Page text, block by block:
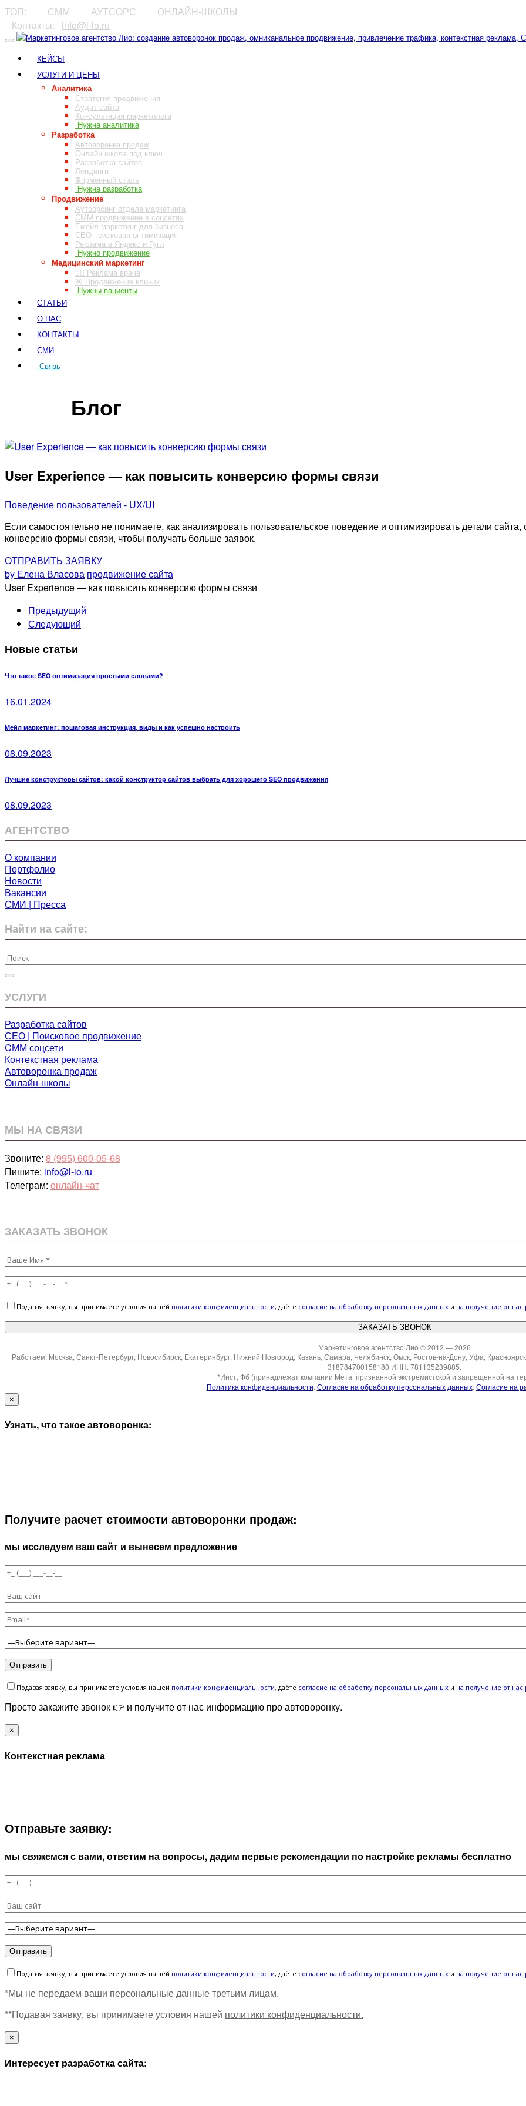
ТОП: СММ АУТСОРС
ОНЛАЙН-ШКОЛЫ
⠀Контакты:⠀ info@l-io.ru
КЕЙСЫ
УСЛУГИ И ЦЕНЫ
Аналитика
Стратегия продвижения
Аудит сайта
Консультация маркетолога
Нужна аналитика
Разработка
Автоворонка продаж
Онлайн школа под ключ
Разработка сайтов
Лендинги
Фирменный стиль
Нужна разработка
Продвижение
Аутсорсинг отдела маркетинга
СММ продвижение в соцсетях
Емейл-маркетинг для бизнеса
СЕО поисковая оптимизация
Реклама в Яндекс и Гугл
Нужно продвижение
Медицинский маркетинг
👨‍⚕️ Реклама врача
🎯 Продвижение клиник
Нужны пациенты
СТАТЬИ
О НАС
КОНТАКТЫ
СМИ
Связь
Блог
User Experience — как повысить конверсию формы связи
Поведение пользователей - UX/UI
Если самостоятельно не понимаете, как анализировать пользовательское поведение и оптимизировать детали
конверсию формы связи, чтобы получать больше заявок.
ОТПРАВИТЬ ЗАЯВКУ
by Елена Власова продвижение сайта
User Experience — как повысить конверсию формы связи
Предыдущий
Следующий
Новые статьи
Что такое SEO оптимизация простыми словами?
16.01.2024
Мейл маркетинг: пошаговая инструкция, виды и как успешно настроить
08.09.2023
Лучшие конструкторы сайтов: какой конструктор сайтов выбрать для хорошего SEO продвижения
08.09.2023
АГЕНТСТВО
О компании
Портфолио
Новости
Вакансии
СМИ | Пресса
Найти на сайте:
УСЛУГИ
Разработка сайтов
СЕО | Поисковое продвижение
CММ соцсети
Контекстная реклама
Автоворонка продаж
Онлайн-школы
МЫ НА СВЯЗИ
Звоните: 8 (995) 600-05-68
Пишите: info@l-io.ru
Телеграм: онлайн-чат
ЗАКАЗАТЬ ЗВОНОК
Подавая заявку, вы принимаете условия нашей политики конфиденциальности, даёте cогласие на обработку персональных данных и на получение от нас
Маркетинговое агентство Лио © 2012 — 2026
Работаем: Москва, Санкт-Петербург, Новосибирск, Екатеринбург, Нижний Новгород, Казань, Самара, Челябинск, Омск, Ростов-на-Дону, Уфа,
318784700158180 ИНН: 781135239885.
*Инст, Фб (принадлежат компании Мета, признанной экстремистской и запрещенной на
Политика конфиденциальности. Согласие на обработку персональных данных. Согласие на
×
Узнать, что такое автоворонка:
Получите расчет стоимости автоворонки продаж:
мы исследуем ваш сайт и вынесем предложение
Подавая заявку, вы принимаете условия нашей политики конфиденциальности, даёте cогласие на обработку персональных данных и на получение от нас
Просто закажите звонок 👉 и получите от нас информацию про автоворонку.
×
Контекстная реклама
Отправьте заявку:
мы свяжемся с вами, ответим на вопросы, дадим первые рекомендации по настройке рекламы бесплатно
Подавая заявку, вы принимаете условия нашей политики конфиденциальности, даёте cогласие на обработку персональных данных и на получение от нас
*Мы не передаем ваши персональные данные третьим лицам.
**Подавая заявку, вы принимаете условия нашей политики конфиденциальности.
×
Интересует разработка сайта: